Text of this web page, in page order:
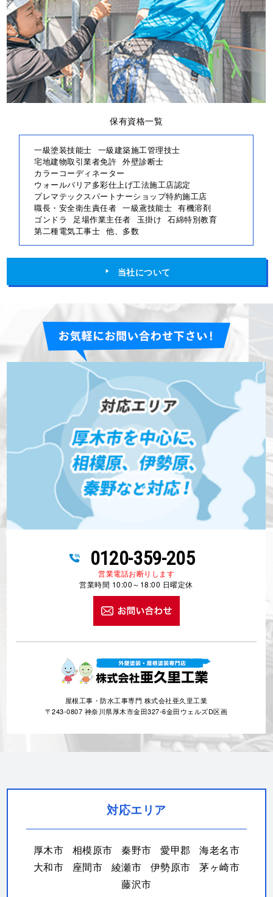
保有資格一覧
一級塗装技能士 一級建築施工管理技士
宅地建物取引業者免許 外壁診断士
カラーコーディネーター
ウォールバリア多彩仕上げ工法施工店認定
プレマテックスパートナーショップ特約施工店
職長・安全衛生責任者 一級鳶技能士 有機溶剤
ゴンドラ
足場作業主任者 玉掛け 石綿特別教育
第二種電気工事士 他、多数
当社について
0120-359-205
営業電話お断りします
営業時間 10:00～18:00 日曜定休
屋根工事・防水工事専門 株式会社亜久里工業
〒243-0807 神奈川県厚木市金田327-6金田ウェルズD区画
対応エリア
厚木市 相模原市 秦野市 愛甲郡
海老名市
大和市
座間市 綾瀬市 伊勢原市
茅ヶ崎市
藤沢市